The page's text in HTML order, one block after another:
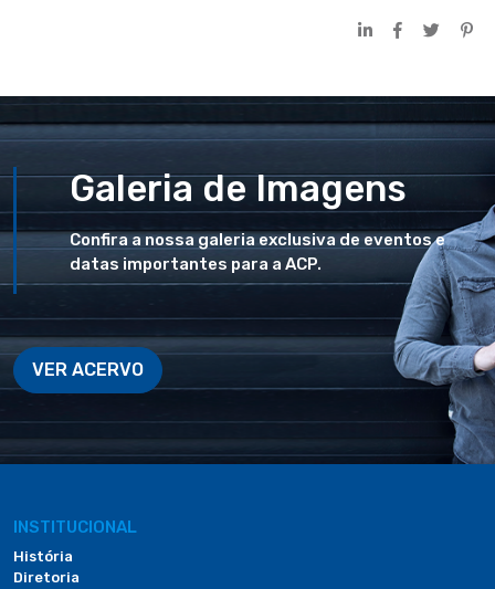
Galeria de Imagens
Confira a nossa galeria exclusiva de eventos e
datas importantes para a ACP.
VER ACERVO
INSTITUCIONAL
História
Diretoria